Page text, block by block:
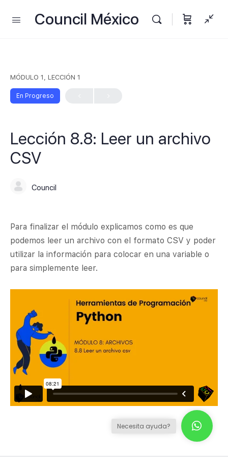
Council México
MÓDULO 1, LECCIÓN 1
En Progreso
Lección 8.8: Leer un archivo
CSV
Council
Para finalizar el módulo explicamos como es que
podemos leer un archivo con el formato CSV y poder
utilizar la información para colocar en una variable o
para simplemente leer.
Necesita ayuda?